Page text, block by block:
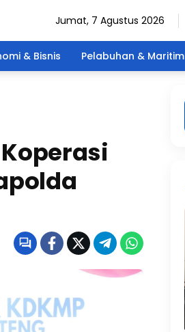
Jumat, 7 Agustus 2026
& Bisnis Pelabuhan & Maritim